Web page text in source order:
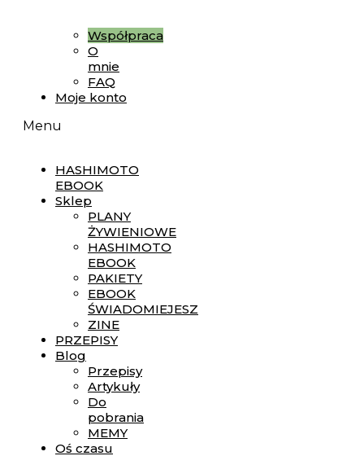
Współpraca
O
mnie
FAQ
Moje konto
Menu
HASHIMOTO
EBOOK
Sklep
PLANY
ŻYWIENIOWE
HASHIMOTO
EBOOK
PAKIETY
EBOOK
ŚWIADOMIEJESZ
ZINE
PRZEPISY
Blog
Przepisy
Artykuły
Do
pobrania
MEMY
Oś czasu